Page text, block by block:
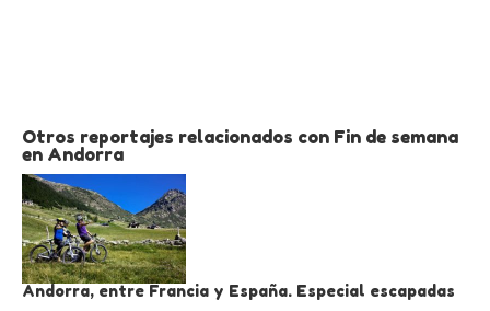
Otros reportajes relacionados con Fin de semana
en Andorra
Andorra, entre Francia y España. Especial escapadas